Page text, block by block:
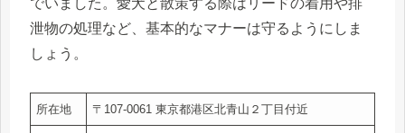
泄物の処理など、基本的なマナーは守るようにしま
しょう。
所在地 〒107-0061 東京都港区北青山２丁目付近